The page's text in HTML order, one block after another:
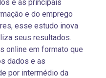
e as principais
e do emprego
esse estudo inova
seus resultados.
online em formato que
dados e as
por intermédio da